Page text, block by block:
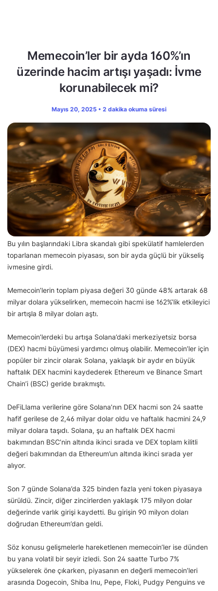
Memecoin’ler bir ayda 160%’ın
üzerinde hacim artışı yaşadı: İvme
korunabilecek mi?
Mayıs 20, 2025 • 2 dakika okuma süresi
Bu yılın başlarındaki Libra skandalı gibi spekülatif hamlelerden
toparlanan memecoin piyasası, son bir ayda güçlü bir yükseliş
ivmesine girdi.
Memecoin’lerin toplam piyasa değeri 30 günde 48% artarak 68
milyar dolara yükselirken, memecoin hacmi ise 162%’lik etkileyici
bir artışla 8 milyar doları aştı.
Memecoin’lerdeki bu artışa Solana’daki merkeziyetsiz borsa
(DEX) hacmi büyümesi yardımcı olmuş olabilir. Memecoin’ler için
popüler bir zincir olarak Solana, yaklaşık bir aydır en büyük
haftalık DEX hacmini kaydederek Ethereum ve Binance Smart
Chain’i (BSC) geride bırakmıştı.
DeFiLlama verilerine göre Solana’nın DEX hacmi son 24 saatte
hafif gerilese de 2,46 milyar dolar oldu ve haftalık hacmini 24,9
milyar dolara taşıdı. Solana, şu an haftalık DEX hacmi
bakımından BSC’nin altında ikinci sırada ve DEX toplam kilitli
değeri bakımından da Ethereum’un altında ikinci sırada yer
alıyor.
Son 7 günde Solana’da 325 binden fazla yeni token piyasaya
sürüldü. Zincir, diğer zincirlerden yaklaşık 175 milyon dolar
değerinde varlık girişi kaydetti. Bu girişin 90 milyon doları
doğrudan Ethereum’dan geldi.
Söz konusu gelişmelerle hareketlenen memecoin’ler ise dünden
bu yana volatil bir seyir izledi. Son 24 saatte Turbo 7%
yükselerek öne çıkarken, piyasanın en değerli memecoin’leri
arasında Dogecoin, Shiba Inu, Pepe, Floki, Pudgy Penguins ve